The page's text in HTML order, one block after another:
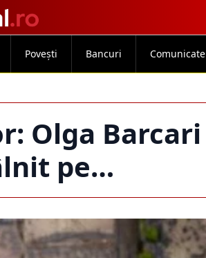
Povești Bancuri Comunicate
Olga Barcari
pe…